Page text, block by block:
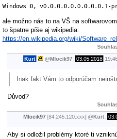
Windows 0, v0.0.0.0.0.0.0.0.0.1-
ale možno nás to na VŠ na
to špatne píše aj wikipedia:
https://en.wikipedia.org/wiki/
Kurt @Mlocik97 03.05.2018
Inak fakt Vám to odporúčam
Důvod?
Mlocik97 [84.245.120.xxx] @Kurt
Aby si odložil problémy ktoré ti